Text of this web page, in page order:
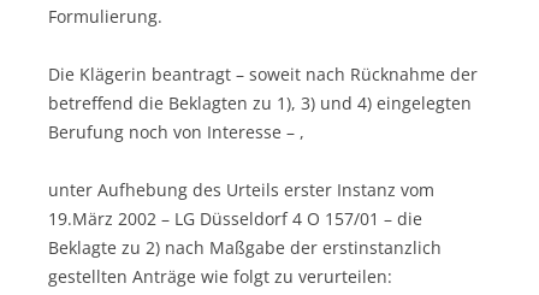
Formulierung.
Die Klägerin beantragt – soweit nach Rücknahme der
betreffend die Beklagten zu 1), 3) und 4) eingelegten
Berufung noch von Interesse – ,
unter Aufhebung des Urteils erster Instanz vom
19.März 2002 – LG Düsseldorf 4 O 157/01 – die
Beklagte zu 2) nach Maßgabe der erstinstanzlich
gestellten Anträge wie folgt zu verurteilen: